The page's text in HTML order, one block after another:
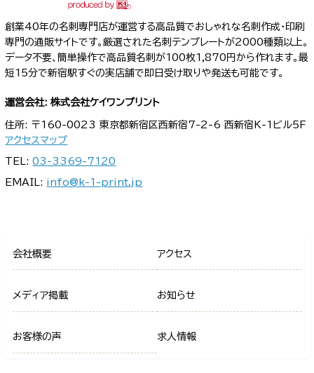
創業40年の名刺専門店が運営する高品質でおしゃれな名刺作成・印刷
専門の通販サイトです。厳選された名刺テンプレートが2000種類以上。
データ不要、簡単操作で高品質名刺が100枚1,870円から作れます。最
短15分で新宿駅すぐの実店舗で即日受け取りや発送も可能です。
運営会社: 株式会社ケイワンプリント
住所: 〒160-0023 東京都新宿区西新宿7-2-6 西新宿K-1ビル5F
アクセスマップ
TEL:03-3369-7120
EMAIL: info@k-1-print.jp
会社概要 アクセス
メディア掲載 お知らせ
お客様の声 求人情報